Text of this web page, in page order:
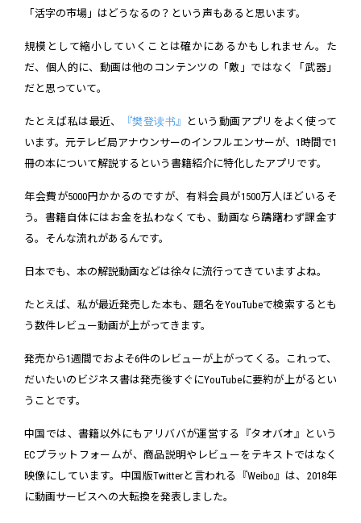
「活字の市場」はどうなるの？という声もあると思います。
規模として縮小していくことは確かにあるかもしれません。た
だ、個人的に、動画は他のコンテンツの「敵」ではなく「武器」
だと思っていて。
たとえば私は最近、 『樊登读书』
という動画アプリをよく使って
います。元テレビ局アナウンサーのインフルエンサーが、1時間で1
冊の本について解説するという書籍紹介に特化したアプリです。
年会費が5000円かかるのですが、有料会員が1500万人ほどいるそ
う。書籍自体にはお金を払わなくても、動画なら躊躇わず課金す
る。そんな流れがあるんです。
日本でも、本の解説動画などは徐々に流行ってきていますよね。
たとえば、私が最近発売した本も、題名をYouTubeで検索するとも
う数件レビュー動画が上がってきます。
発売から1週間でおよそ6件のレビューが上がってくる。これって、
だいたいのビジネス書は発売後すぐにYouTubeに要約が上がるとい
うことです。
中国では、書籍以外にもアリババが運営する『タオバオ』という
ECプラットフォームが、商品説明やレビューをテキストではなく
映像にしています。中国版Twitterと言われる『Weibo』は、2018年
に動画サービスへの大転換を発表しました。